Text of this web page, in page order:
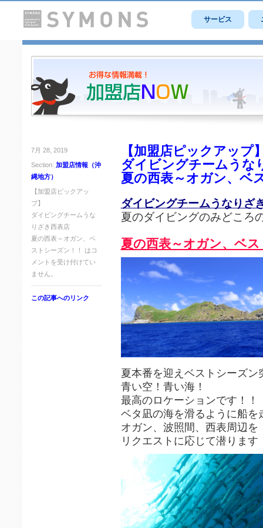
サービス
7月 28, 2019
Section: 加盟店情報（沖
縄地方）
【加盟店ピックアッ
プ】
ダイビングチームうな
りざき西表店
夏の西表～オガン、ベ
ストシーズン！！ は コ
メントを受け付けてい
ません。
この記事へのリンク
【加盟店ピックアップ
ダイビングチームうな
夏の西表～オガン、ベ
ダイビングチームうなりざ
夏のダイビングのみどころ
夏の西表～オガン、ベ
夏本番を迎えベストシーズン
青い空！青い海！
最高のロケーションです！！
ベタ凪の海を滑るように船を
オガン、波照間、西表周辺を
リクエストに応じて潜ります